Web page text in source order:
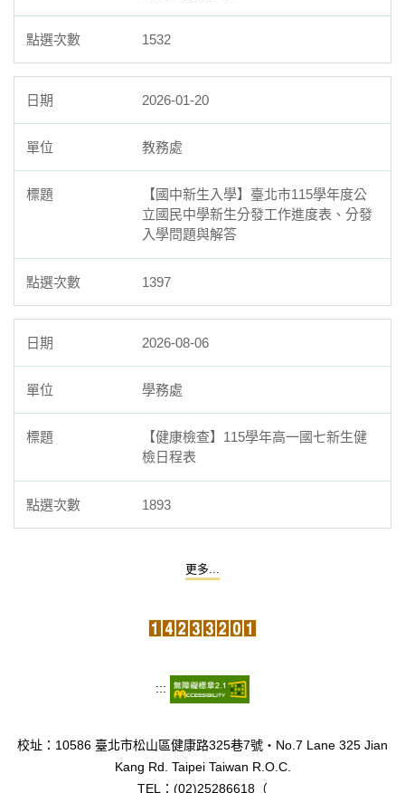
1532
2026-01-20
教務處
【國中新生入學】臺北市115學年度公
立國民中學新生分發工作進度表、分發
入學問題與解答
1397
2026-08-06
學務處
【健康檢查】115學年高一國七新生健
檢日程表
1893
更多...
:::
校址：10586 臺北市松山區健康路325巷7號‧No.7 Lane 325 Jian
Kang Rd. Taipei Taiwan R.O.C.
TEL：(02)25286618（